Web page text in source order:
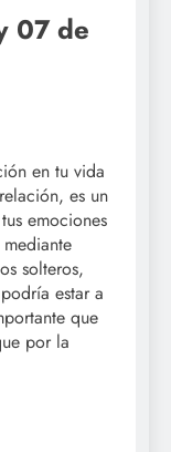
07 de
en tu vida
es un
emociones
solteros,
estar a
que
por la